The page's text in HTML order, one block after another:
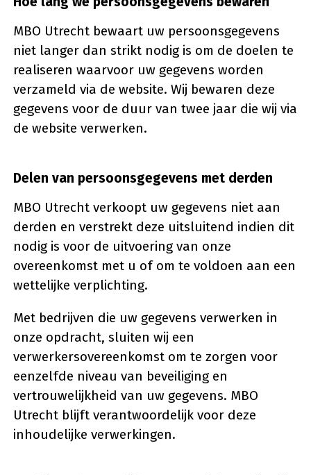
MBO Utrecht bewaart uw persoonsgegevens
niet langer dan strikt nodig is om de doelen te
realiseren waarvoor uw gegevens worden
verzameld via de website. Wij bewaren deze
gegevens voor de duur van twee jaar die wij via
de website verwerken.
Delen van persoonsgegevens met derden
MBO Utrecht verkoopt uw gegevens niet aan
derden en verstrekt deze uitsluitend indien dit
nodig is voor de uitvoering van onze
overeenkomst met u of om te voldoen aan een
wettelijke verplichting.
Met bedrijven die uw gegevens verwerken in
onze opdracht, sluiten wij een
verwerkersovereenkomst om te zorgen voor
eenzelfde niveau van beveiliging en
vertrouwelijkheid van uw gegevens. MBO
Utrecht blijft verantwoordelijk voor deze
inhoudelijke verwerkingen.